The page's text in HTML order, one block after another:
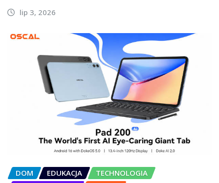
lip 3, 2026
DOM EDUKACJA
TECHNOLOGIA